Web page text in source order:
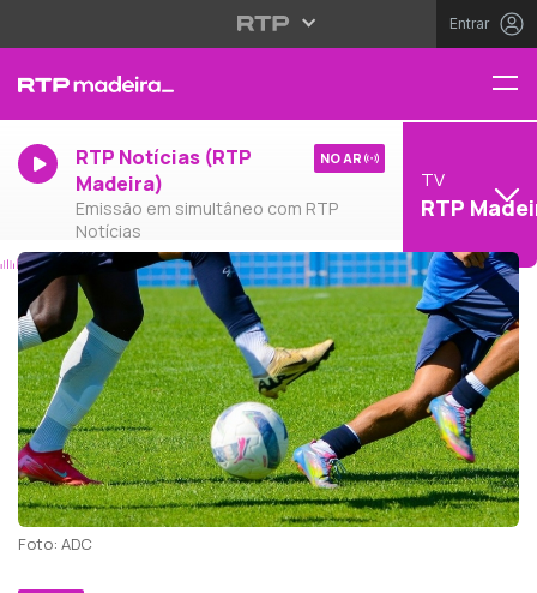
Entrar
RTP Notícias (RTP
Madeira)
Emissão em simultâneo com RTP
Notícias
NO AR
TV
RTP
Foto: ADC